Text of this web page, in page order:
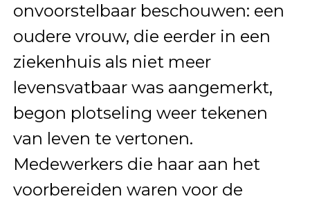
onvoorstelbaar beschouwen: een
oudere vrouw, die eerder in een
ziekenhuis als niet meer
levensvatbaar was aangemerkt,
begon plotseling weer tekenen
van leven te vertonen.
Medewerkers die haar aan het
voorbereiden waren voor de